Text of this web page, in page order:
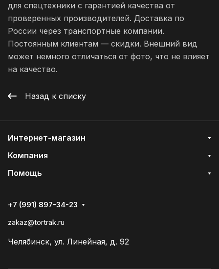
для спецтехники с гарантией качества от
проверенных производителей. Доставка по
России через транспортные компании.
Постоянным клиентам — скидки. Внешний вид
может немного отличаться от фото, что не влияет
на качество.
Назад к списку
Интернет-магазин
Компания
Помощь
+7 (991) 897-34-23
zakaz@tortrak.ru
Челябинск, ул. Линейная, д. 92